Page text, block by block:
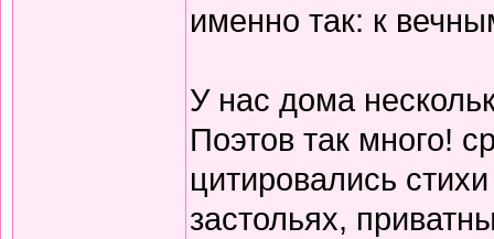
именно так: к
У нас дома
Поэтов так много!
цитировались
застольях,